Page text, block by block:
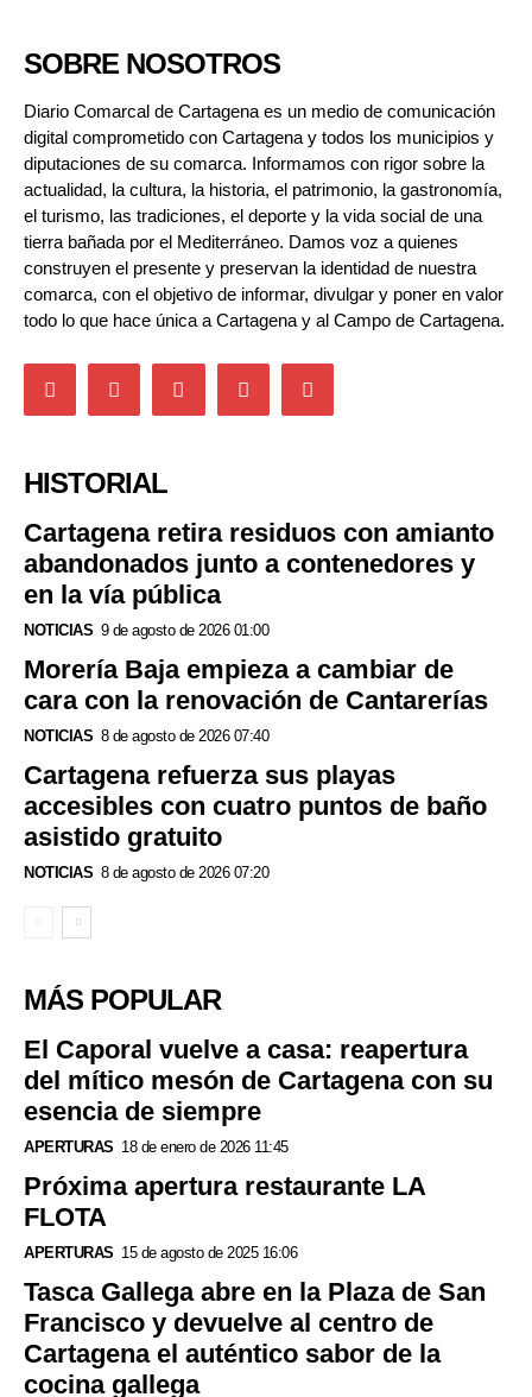
SOBRE NOSOTROS
Diario Comarcal de Cartagena es un medio de comunicación
digital comprometido con Cartagena y todos los municipios y
diputaciones de su comarca. Informamos con rigor sobre la
actualidad, la cultura, la historia, el patrimonio, la gastronomía,
el turismo, las tradiciones, el deporte y la vida social de una
tierra bañada por el Mediterráneo. Damos voz a quienes
construyen el presente y preservan la identidad de nuestra
comarca, con el objetivo de informar, divulgar y poner en valor
todo lo que hace única a Cartagena y al Campo de Cartagena.
HISTORIAL
Cartagena retira residuos con amianto
abandonados junto a contenedores y
en la vía pública
NOTICIAS 9 de agosto de 2026 01:00
Morería Baja empieza a cambiar de
cara con la renovación de Cantarerías
NOTICIAS 8 de agosto de 2026 07:40
Cartagena refuerza sus playas
accesibles con cuatro puntos de baño
asistido gratuito
NOTICIAS 8 de agosto de 2026 07:20
MÁS POPULAR
El Caporal vuelve a casa: reapertura
del mítico mesón de Cartagena con su
esencia de siempre
APERTURAS 18 de enero de 2026 11:45
Próxima apertura restaurante LA
FLOTA
APERTURAS 15 de agosto de 2025 16:06
Tasca Gallega abre en la Plaza de San
Francisco y devuelve al centro de
Cartagena el auténtico sabor de la
cocina gallega